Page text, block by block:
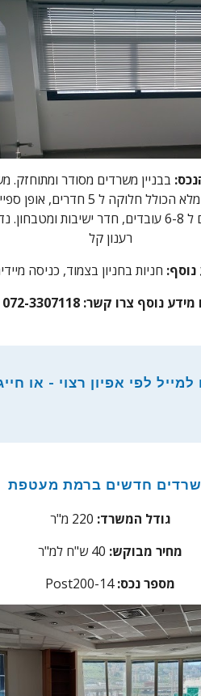
בבניין משרדים מסודר ומתוחזק.
בגמר מלא הכולל חלוקה ל 5 חדרים, אופן
המתאים ל 6-8 עובדים, חדר ישיבות ומטבחון.
רענון קל
נוסף: חניות בחניון בצמוד, כניסה
נוסף צרו קשר: 072-3307118 זאב
לפי אפיון רצוי - או
חדשים ברמת מעטפת
גודל המשרד:
מחיר מבוקש: 40 ש"ח למ"ר
Post200-14 :מספר נכס